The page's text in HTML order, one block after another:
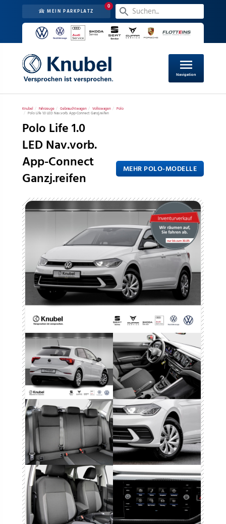
MEIN PARKPLATZ
0
menu
Navigation
Knubel Fahrzeuge Gebrauchtwagen Volkswagen
Polo
Polo Life 1.0 LED Nav.vorb. App-Connect Ganzj.reifen
Polo Life 1.0
LED Nav.vorb.
App-Connect
Ganzj.reifen
MEHR POLO-MODELLE